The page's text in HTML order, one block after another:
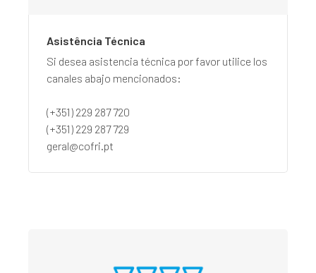
Asistência Técnica
Si desea asistencia técnica por favor utilice los
canales abajo mencionados:
(+351) 229 287 720
(+351) 229 287 729
geral@cofri.pt